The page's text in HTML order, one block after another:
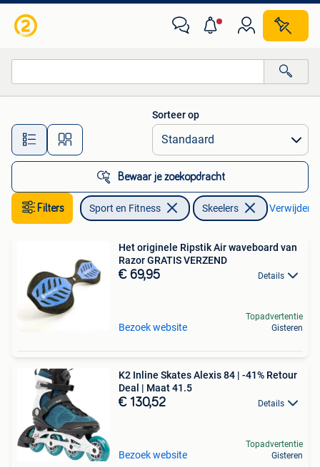
Alle afstanden…
Sorteer op
Bewaar je zoekopdracht
Filters Sport en Fitness Skeelers Verwijder
Het originele Ripstik Air waveboard van
Razor GRATIS VERZEND
€ 69,95 Details
Bezoek website
Topadvertentie
Gisteren
K2 Inline Skates Alexis 84 | -41% Retour
Deal | Maat 41.5
€ 130,52 Details
Bezoek website
Topadvertentie
Gisteren